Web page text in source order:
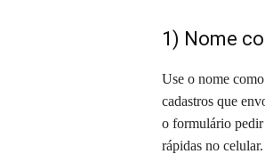
1) Nome
Use o nome
cadastros que
o formulário pedir
rápidas no celular.